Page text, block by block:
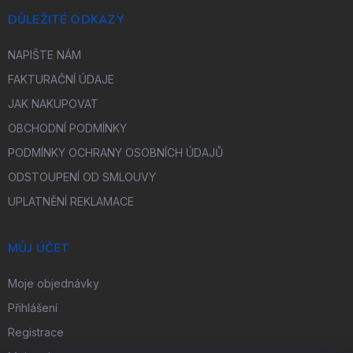
DŮLEŽITÉ ODKAZY
NAPIŠTE NÁM
FAKTURAČNÍ ÚDAJE
JAK NAKUPOVAT
OBCHODNÍ PODMÍNKY
PODMÍNKY OCHRANY OSOBNÍCH ÚDAJŮ
ODSTOUPENÍ OD SMLOUVY
UPLATNĚNÍ REKLAMACE
MŮJ ÚČET
Moje objednávky
Přihlášení
Registrace